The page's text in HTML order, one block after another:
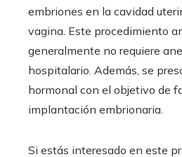
embriones en la cavidad
vagina. Este procedimiento
generalmente no requiere
hospitalario. Además, se
hormonal con el objetivo de
implantación embrionaria.
Si estás interesado en este